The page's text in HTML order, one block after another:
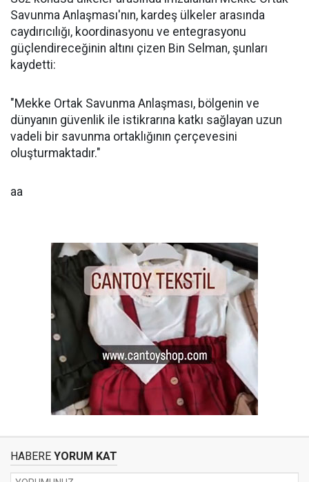
Savunma Anlaşması'nın, kardeş ülkeler arasında
caydırıcılığı, koordinasyonu ve entegrasyonu
güçlendireceğinin altını çizen Bin Selman, şunları
kaydetti:
"Mekke Ortak Savunma Anlaşması, bölgenin ve
dünyanın güvenlik ile istikrarına katkı sağlayan uzun
vadeli bir savunma ortaklığının çerçevesini
oluşturmaktadır."
aa
HABERE YORUM KAT